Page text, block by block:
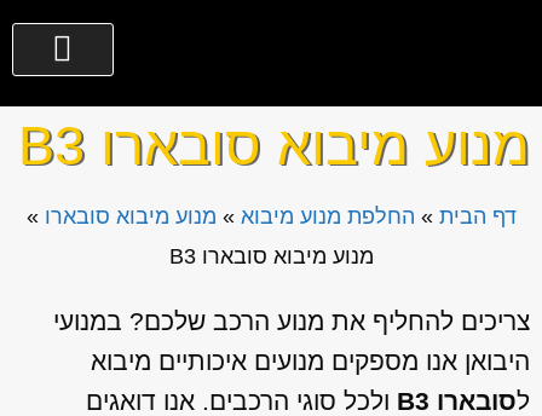
מנוע מיבוא סובארו B3
דף הבית » החלפת מנוע מיבוא » מנוע מיבוא סובארו »
מנוע מיבוא סובארו B3
צריכים להחליף את מנוע הרכב שלכם? במנועי
היבואן אנו מספקים מנועים איכותיים מיבוא
לסובארו B3
ולכל סוגי הרכבים. אנו דואגים